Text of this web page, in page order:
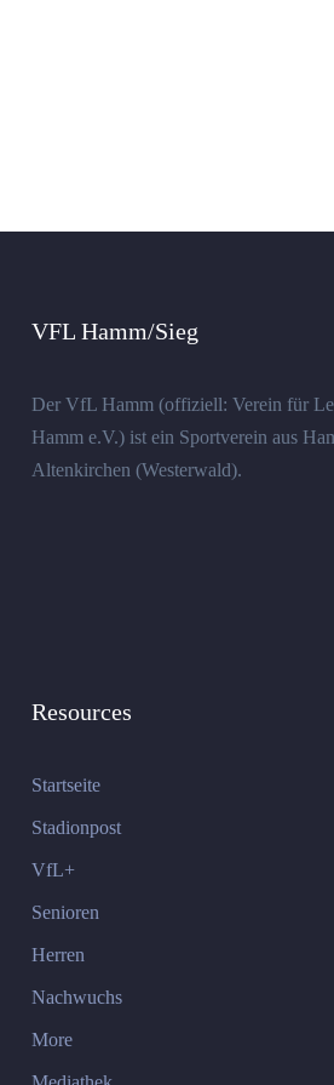
VFL Hamm/Sieg
Der VfL Hamm (offiziell: Verein für
Hamm e.V.) ist ein Sportverein aus
Altenkirchen (Westerwald).
Resources
Startseite
Stadionpost
VfL+
Senioren
Herren
Nachwuchs
More